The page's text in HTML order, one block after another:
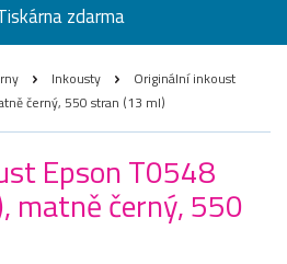
zdarma
Inkousty
Originální inkoust
černý, 550 stran (13 ml)
Epson T0548
matně černý, 550